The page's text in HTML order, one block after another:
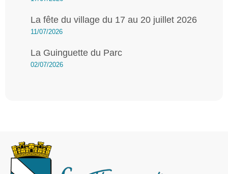
La fête du village du 17 au 20 juillet 2026
11/07/2026
La Guinguette du Parc
02/07/2026